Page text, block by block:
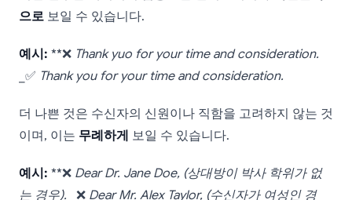
으로 보일 수 있습니다.
예시: **❌ Thank yuo for your time and consideration.
_✅ Thank you for your time and consideration.
더 나쁜 것은 수신자의 신원이나 직함을 고려하지 않는 것
이며, 이는 무례하게 보일 수 있습니다.
예시: **❌ Dear Dr. Jane Doe, (상대방이 박사 학위가 없
는 경우). _❌ Dear Mr. Alex Taylor, (수신자가 여성인 경